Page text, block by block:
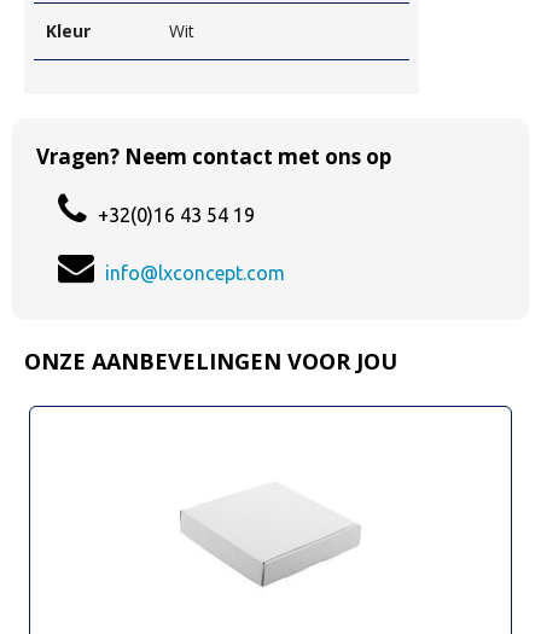
Kleur Wit
Vragen? Neem contact met ons op
+32(0)16 43 54 19
info@lxconcept.com
ONZE AANBEVELINGEN VOOR JOU